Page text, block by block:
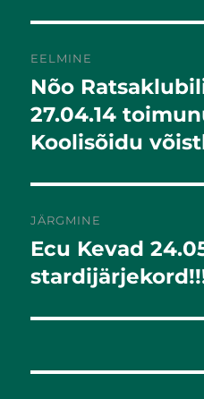
EELMINE
Eelmine
postitus:
Nõo
27.04.14
Koolisõidu
JÄRGMINE
Järgmine
postitus:
Ecu Kevad